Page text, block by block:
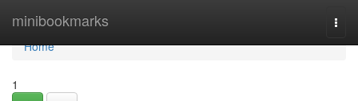
minibookmarks
Home
Home
1